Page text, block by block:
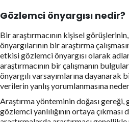
Gözlemci önyargısı nedir?
Bir araştırmacının kişisel
önyargılarının bir araştırma
etkisi gözlemci önyargısı olarak
araştırmacının bir çalışmanın
önyargılı varsayımlarına
verilerin yanlış yorumlanmasına
Araştırma yönteminin doğası gereği,
gözlemci yanlılığının ortaya çıkması